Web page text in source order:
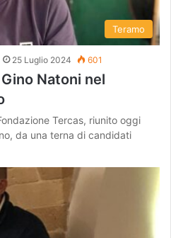
Teramo
25 Luglio 2024 601
Natoni nel
Tercas, riunito oggi
da una terna di candidati